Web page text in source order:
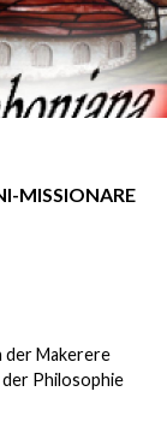
MISSIONARE
der Makerere
Philosophie